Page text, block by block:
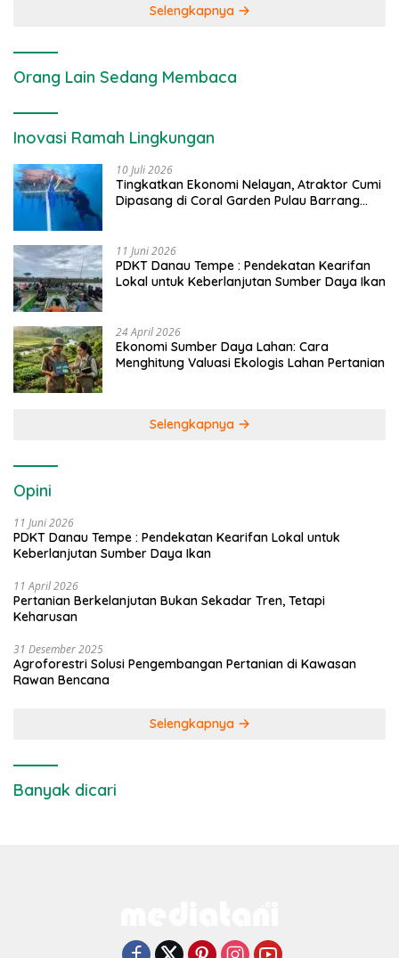
Selengkapnya
Orang Lain Sedang Membaca
Inovasi Ramah Lingkungan
10 Juli 2026
Tingkatkan Ekonomi Nelayan, Atraktor Cumi
Dipasang di Coral Garden Pulau Barrang
11 Juni 2026
PDKT Danau Tempe : Pendekatan Kearifan
Lokal untuk Keberlanjutan Sumber Daya Ikan
24 April 2026
Ekonomi Sumber Daya Lahan: Cara
Menghitung Valuasi Ekologis Lahan Pertanian
Selengkapnya
Opini
11 Juni 2026
PDKT Danau Tempe : Pendekatan Kearifan Lokal untuk
Keberlanjutan Sumber Daya Ikan
11 April 2026
Pertanian Berkelanjutan Bukan Sekadar Tren, Tetapi
Keharusan
31 Desember 2025
Agroforestri Solusi Pengembangan Pertanian di Kawasan
Rawan Bencana
Selengkapnya
Banyak dicari